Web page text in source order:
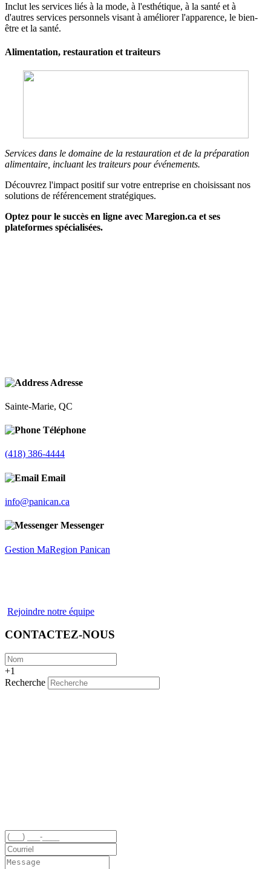
Inclut les services liés à la mode, à l'esthétique, à la santé et à
d'autres services personnels visant à améliorer l'apparence, le bien-
être et la santé.
Alimentation, restauration et traiteurs
Services dans le domaine de la restauration et de la préparation
alimentaire, incluant les traiteurs pour événements.
Découvrez l'impact positif sur votre entreprise en choisissant nos
solutions de référencement stratégiques.
Optez pour le succès en ligne avec Maregion.ca et ses
plateformes spécialisées.
Adresse
Sainte-Marie, QC
Téléphone
(418) 386-4444
Email
info@panican.ca
Messenger
Gestion MaRegion Panican
Rejoindre notre équipe
CONTACTEZ-NOUS
+1
Recherche